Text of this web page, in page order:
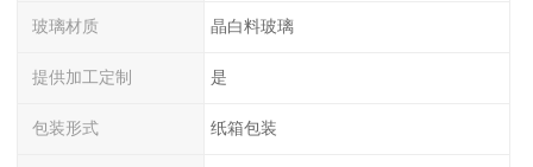
玻璃材质 晶白料玻璃
提供加工定制 是
包装形式 纸箱包装